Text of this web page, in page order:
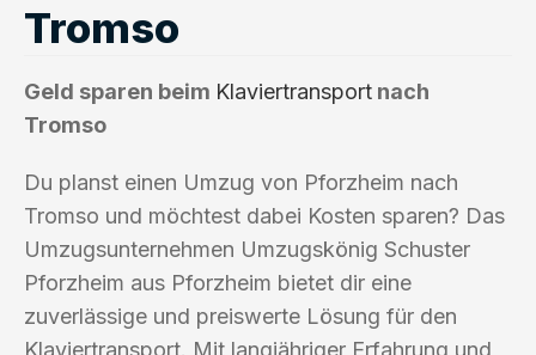
Tromso
Geld sparen beim Klaviertransport nach
Tromso
Du planst einen Umzug von Pforzheim nach
Tromso und möchtest dabei Kosten sparen? Das
Umzugsunternehmen Umzugskönig Schuster
Pforzheim aus Pforzheim bietet dir eine
zuverlässige und preiswerte Lösung für den
Klaviertransport. Mit langjähriger Erfahrung und